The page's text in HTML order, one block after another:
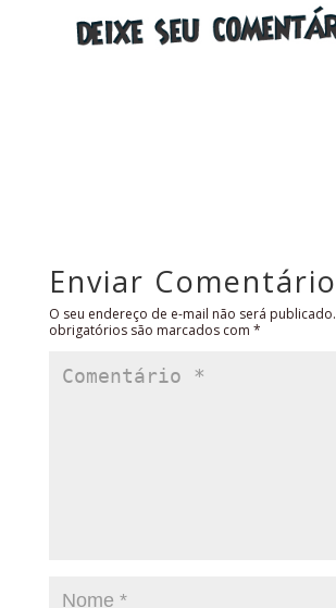
Enviar Comentário
O seu endereço de e-mail não será publicado.
obrigatórios são marcados com *